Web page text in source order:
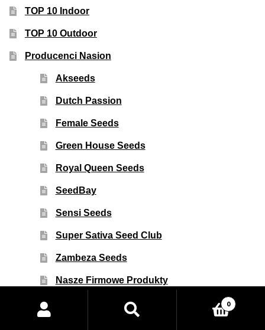
TOP 10 Indoor
TOP 10 Outdoor
Producenci Nasion
Akseeds
Dutch Passion
Female Seeds
Green House Seeds
Royal Queen Seeds
SeedBay
Sensi Seeds
Super Sativa Seed Club
Zambeza Seeds
Nasze Firmowe Produkty
Fajki Wodne
Wyszukiwarka
produktów
0